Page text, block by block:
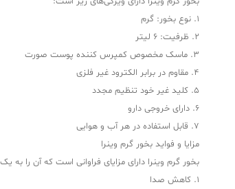
1. نوع بخور: گرم
2. ظرفیت: 6 لیتر
3. ماسک مخصوص کمپرس کننده پوست صورت
4. مقاوم در برابر الکترود غیر فلزی
5. کلید غیر خود تنظیم مجدد
6. دارای خروجی دارو
7. قابل استفاده در هر آب و هوایی
مزایا و فواید بخور گرم وینرا
بخور گرم وینرا دارای مزایای فراوانی است که آن را
1. کاهش صدا